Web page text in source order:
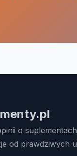
o
od prawdziwych